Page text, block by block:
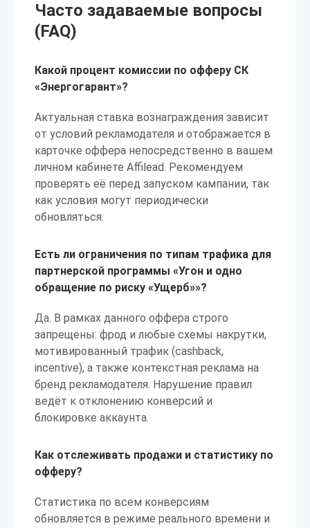
Часто задаваемые вопросы
(FAQ)
Какой процент комиссии по офферу СК
«Энергогарант»?
Актуальная ставка вознаграждения зависит
от условий рекламодателя и отображается в
карточке оффера непосредственно в вашем
личном кабинете Affilead. Рекомендуем
проверять её перед запуском кампании, так
как условия могут периодически
обновляться.
Есть ли ограничения по типам трафика для
партнерской программы «Угон и одно
обращение по риску «Ущерб»»?
Да. В рамках данного оффера строго
запрещены: фрод и любые схемы накрутки,
мотивированный трафик (cashback,
incentive), а также контекстная реклама на
бренд рекламодателя. Нарушение правил
ведёт к отклонению конверсий и
блокировке аккаунта.
Как отслеживать продажи и статистику по
офферу?
Статистика по всем конверсиям
обновляется в режиме реального времени и